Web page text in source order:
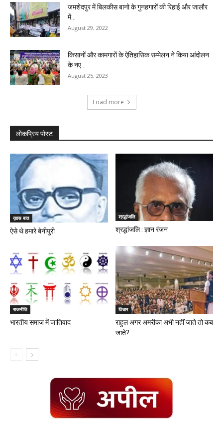
जमशेदपुर में बिलकीस बानो के गुनहगारों की रिहाई और जालौर
में...
August 29, 2022
किसानों और कामगारों के ऐतिहासिक सम्मेलन ने किया आंदोलन
के नए...
August 25, 2023
Load more
लोकप्रिय पोस्ट
ख़ास बात
ऐसे थे हमारे बेनीपुरी
श्रद्धांजलि
श्रद्धांजलि : ज्ञान रंजन
राजनीति
भारतीय समाज में जातिवाद
विचार
राहुल अगर अमरीका अभी नहीं जाते तो कब
जाते?